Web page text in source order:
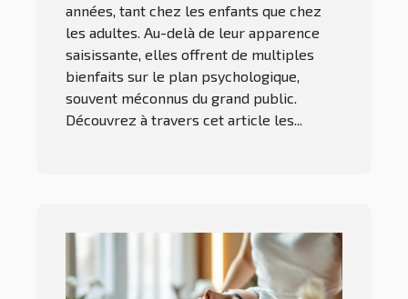
années, tant chez les enfants que chez
les adultes. Au-delà de leur apparence
saisissante, elles offrent de multiples
bienfaits sur le plan psychologique,
souvent méconnus du grand public.
Découvrez à travers cet article les...